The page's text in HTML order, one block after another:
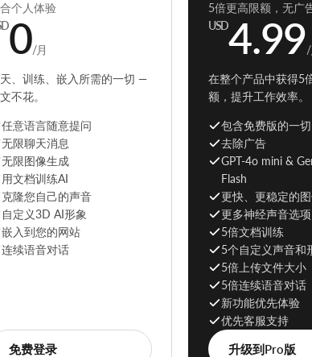
个人体验
0/月
、训练、嵌入所需的一切 —
不花。
任意语言随意提问
无限聊天消息
无限图像生成
用文档训练AI
克隆您自己的声音
自定义3D AI形象
嵌入到您的网站
连续语音对话
免费登录
5倍更高限额，无广
USD4.99/
在整个产品中获得5
额，提升工作效率。
包含免费版的一切
去除广告
GPT-4o mini &
Flash
更快、更稳定的
更多神经声音选项
5倍文档训练
5个自定义声音和
5倍上传文件大小
5倍连续语音对话
新功能优先体验
优先客服支持
升级到Pro版